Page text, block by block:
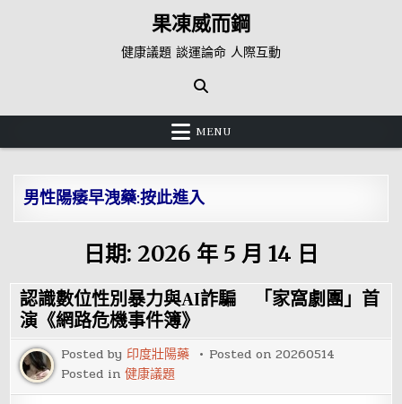
果凍威而鋼
健康議題 談運論命 人際互動
MENU
男性陽痿早洩藥:按此進入
日期: 2026 年 5 月 14 日
認識數位性別暴力與AI詐騙 「家窩劇團」首
演《網路危機事件簿》
Posted by 印度壯陽藥 Posted on20260514
Posted in健康議題